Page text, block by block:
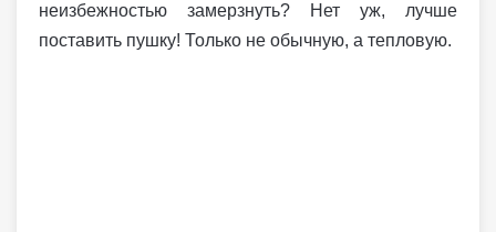
неизбежностью замерзнуть? Нет уж, лучше
поставить пушку! Только не обычную, а тепловую.